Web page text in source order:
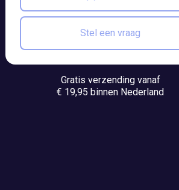
Stel een vraag
Gratis verzending vanaf
€ 19,95 binnen Nederland